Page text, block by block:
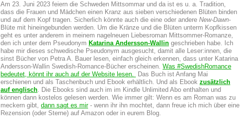
Am 23. Juni 2023 feiern die Schweden Mittsommar und da ist es u. a. Tradition,
dass die Frauen und Mädchen einen Kranz aus sieben verschiedenen Blüten binden
und auf dem Kopf tragen. Sicherlich könnte auch die eine oder andere New-Dawn-
Blüte mit hineingebunden werden. Um die Kränze und die Blüten unterm Kopfkissen
geht es unter anderem in meinem nagelneuen Liebesroman Mittsommer-Romanze,
den ich unter dem Pseudonym Katarina Andersson-Wallin geschrieben habe. Ich
habe mir dieses schwedische Pseudonym ausgesucht, damit alle Leser:innen, die
sinst Bücher von Petra A. Bauer lesen, einfach gleich erkennen, dass unter Katarina
Andersson-Wallin Swedish-Romance-Bücher erscheinen. Was #SwedishRomance
bedeutet, könnt ihr auch auf der Website lesen.
Das Buch ist Anfang Mai
erschienen und als Taschenbuch und Ebook erhältlich. Und als Ebook zusätzlich
auf englisch. Die Ebooks sind auch im im Kindle Unlimited Abo enthalten und
können dann kostelos gelesen werden. Wie immer gilt: Wenn es am Roman was zu
meckern gibt, dann sagt es mir- wenn ihr ihn mochtet, dann freue ich mich über eine
Rezension (oder Sterne) auf Amazon oder in eurem Blog.